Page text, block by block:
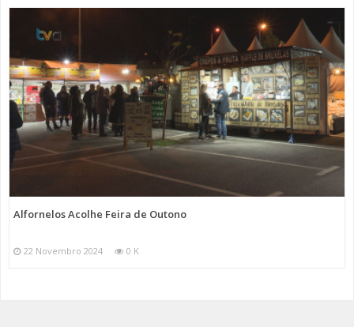
Alfornelos Acolhe Feira de Outono
22 Novembro 2024 0 K